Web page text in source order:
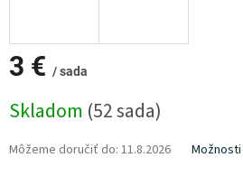
3 € / sada
cena:
Skladom (52 sada)
Môžeme doručiť do: 11.8.2026